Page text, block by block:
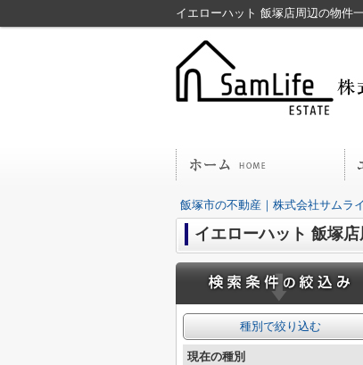
イエローハット 飯塚店周辺の物件
飯塚市の不動産｜株式会社サムラ
イエローハット 飯塚
種別で絞り込む
現在の種別